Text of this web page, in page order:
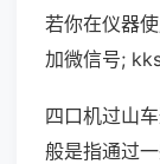
若你在仪器
加微信号;
四口机过山
般是指通过